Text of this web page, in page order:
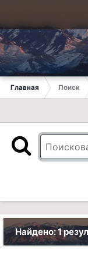
Главная Поиск
Найдено: 1